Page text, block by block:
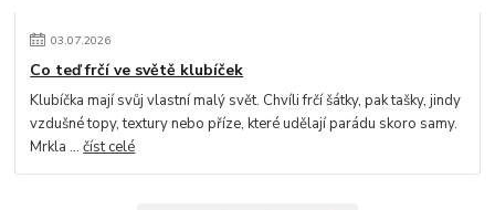
03.07.2026
Co teď frčí ve světě klubíček
Klubíčka mají svůj vlastní malý svět. Chvíli frčí šátky, pak tašky, jindy
vzdušné topy, textury nebo příze, které udělají parádu skoro samy.
Mrkla ...číst celé